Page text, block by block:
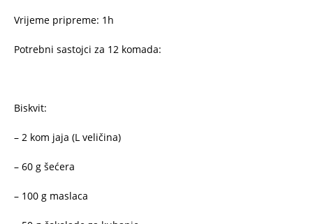
Vrijeme pripreme: 1h
Potrebni sastojci za 12 komada:
Biskvit:
– 2 kom jaja (L veličina)
– 60 g šećera
– 100 g maslaca